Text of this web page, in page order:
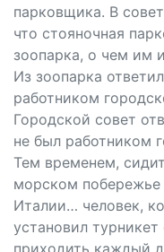
парковщика. В
что стояночная
зоопарка, о чем им
Из зоопарка
работником
Городской совет
не был работником
Тем временем,
морском
Италии… человек,
установил
приходить каждый